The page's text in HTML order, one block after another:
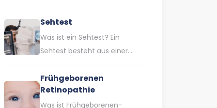
ist eine Sehbehinderung, die
dadurch gekennzeichnet ist,
dass man bestimmte Farben
Sehtest
Was ist ein Sehtest? Ein
Sehtest besteht aus einer
Augen und Ihr Sehvermögen
untersucht…
Frühgeborenen
Retinopathie
Was ist Frühgeborenen-